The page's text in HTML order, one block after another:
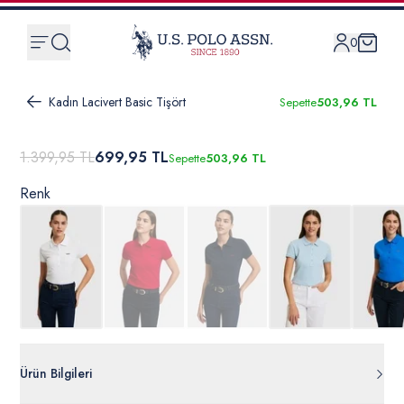
0
Kadın Lacivert Basic Tişört Sepette503,96 TL
1.399,95 TL699,95 TLSepette503,96 TL
Renk
Ürün Bilgileri